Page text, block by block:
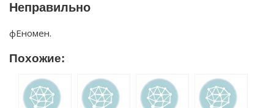
Неправильно
фЕномен.
Похожие: